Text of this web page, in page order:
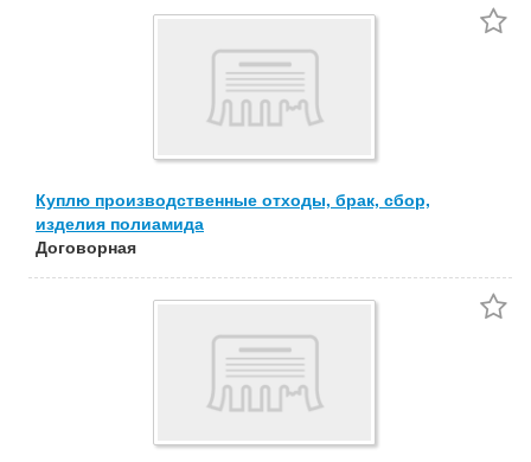
Куплю производственные отходы, брак, сбор,
изделия полиамида
Договорная